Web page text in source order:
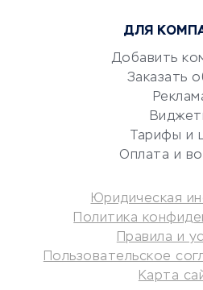
Аудиторские компании
Бухгалтерия онлайн
Потребительские
Кредитные карты
Дебетовые карты
Микрофинансовые
ДЛЯ
Добавить
Заказать
Тарифы и
Оплата и
Юридическая
Политика
Правила и
Пользовательское
Карта